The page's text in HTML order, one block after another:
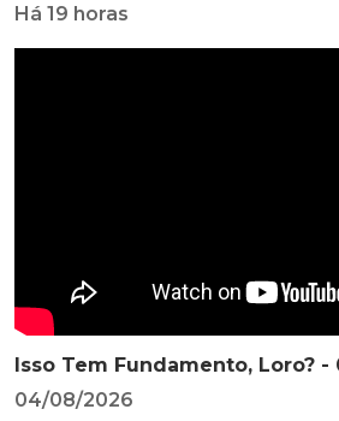
Há 19 horas
Isso Tem Fundamento, Loro? -
04/08/2026